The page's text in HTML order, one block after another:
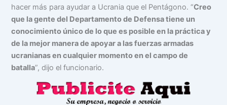
hacer más para ayudar a Ucrania que el Pentágono. “Creo
que la gente del Departamento de Defensa tiene un
conocimiento único de lo que es posible en la práctica y
de la mejor manera de apoyar a las fuerzas armadas
ucranianas en cualquier momento en el campo de
batalla”, dijo el funcionario.